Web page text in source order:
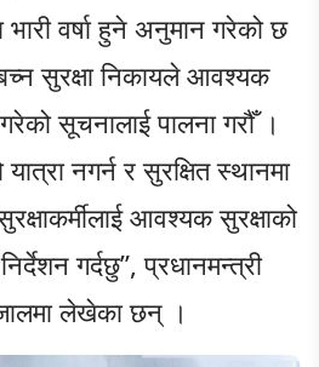
वर्षा हुने अनुमान गरेको छ
बच्न सुरक्षा निकायले आवश्यक
सूचनालाई पालना गरौँ ।
नगर्न र सुरक्षित स्थानमा
आवश्यक सुरक्षाको
गर्दछु”, प्रधानमन्त्री
लेखेका छन् ।